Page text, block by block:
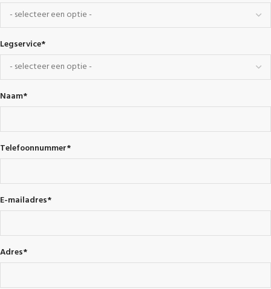
Legservice*
Naam*
Telefoonnummer*
E-mailadres*
Adres*